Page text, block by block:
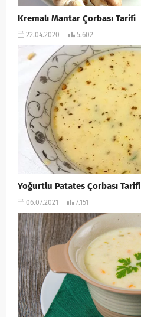
Kremalı Mantar Çorbası Tarifi
22.04.2020 5.602
Yoğurtlu Patates Çorbası Tarifi
06.07.2021 7.151